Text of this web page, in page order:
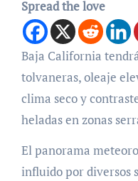
Spread the love
Baja California tendrá vientos fuertes con
tolvaneras, oleaje
clima seco y
heladas en zonas
El panorama
influido por diversos